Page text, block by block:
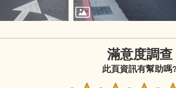
滿意度調查
此頁資訊有幫助嗎